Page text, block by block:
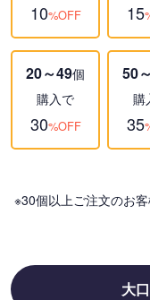
10%OFF 15
20～49個
購入で
30%OFF
50
購
35
※30個以上ご注文のお
大